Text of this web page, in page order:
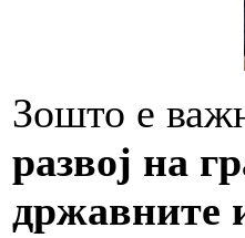
Зошто е
развој на
државните